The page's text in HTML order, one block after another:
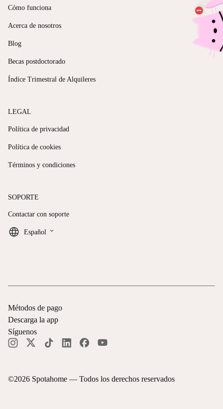
Cómo funciona
Acerca de nosotros
Blog
Becas postdoctorado
Índice Trimestral de Alquileres
LEGAL
Política de privacidad
Política de cookies
Términos y condiciones
SOPORTE
Contactar con soporte
Español keyboard_arrow_down
©2026 Spotahome — Todos los derechos reservados
Métodos de pago
Descarga la app
Síguenos